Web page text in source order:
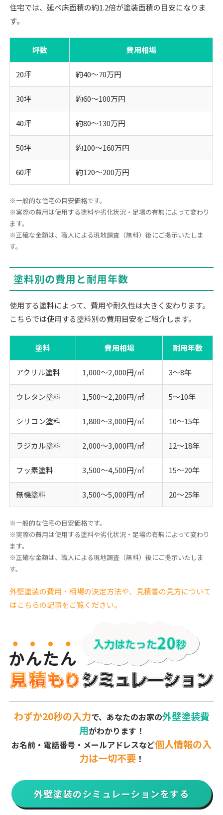
住宅では、延べ床面積の約1.2倍が塗装面積の目安になりま
す。
坪数 費用相場
20坪 約40～70万円
30坪 約60～100万円
40坪 約80～130万円
50坪 約100～160万円
60坪 約120～200万円
※一般的な住宅の目安価格です。
※実際の費用は使用する塗料や劣化状況・足場の有無によって変わり
ます。
※正確な金額は、職人による現地調査（無料）後にご提示いたしま
す。
塗料別の費用と耐用年数
使用する塗料によって、費用や耐久性は大きく変わります。
こちらでは使用する塗料別の費用目安をご紹介します。
塗料 費用相場 耐用年数
アクリル塗料 1,000〜2,000円/㎡ 3〜8年
ウレタン塗料 1,500〜2,200円/㎡ 5〜10年
シリコン塗料 1,800〜3,000円/㎡ 10〜15年
ラジカル塗料 2,000〜3,000円/㎡ 12〜18年
フッ素塗料 3,500〜4,500円/㎡ 15〜20年
無機塗料 3,500〜5,000円/㎡ 20〜25年
※一般的な住宅の目安価格です。
※実際の費用は使用する塗料や劣化状況・足場の有無によって変わり
ます。
※正確な金額は、職人による現地調査（無料）後にご提示いたしま
す。
外壁塗装の費用・相場の決定方法や、見積書の見方について
はこちらの記事をご覧ください。
わずか20秒の入力で、あなたのお家の外壁塗装費
用がわかります！
お名前・電話番号・メールアドレスなど個人情報の入
力は一切不要 ！
外壁塗装のシミュレーションをする